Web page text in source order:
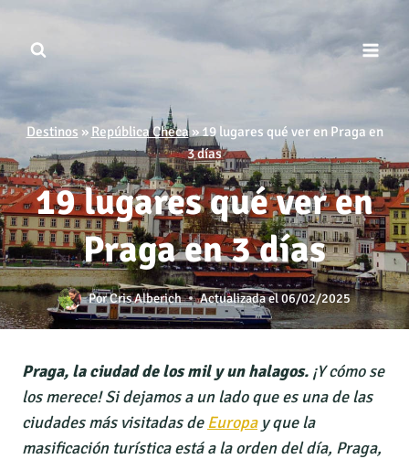
contenido
Destinos » República Checa» 19 lugares qué ver en Praga en
3 días
19 lugares qué ver en
Praga en 3 días
PorCris Alberich Actualizada el06/02/2025
Praga, la ciudad de los mil y un halagos. ¡Y cómo se
los merece! Si dejamos a un lado que es una de las
ciudades más visitadas de Europay que la
masificación turística está a la orden del día, Praga,